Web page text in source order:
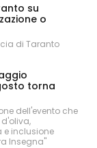
su
o
di Taranto
torna
dell'evento che
e inclusione
Insegna"